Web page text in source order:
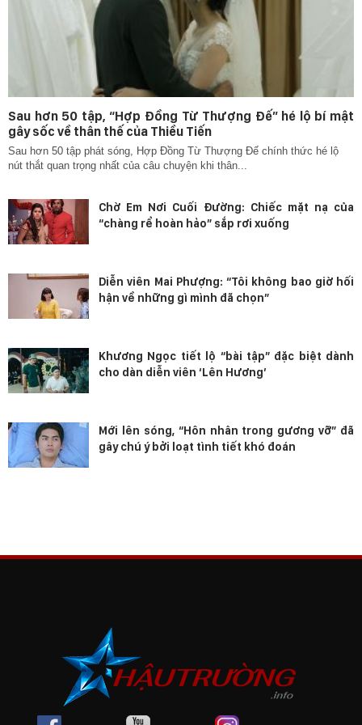
Sau hơn 50 tập, “Hợp Đồng Từ Thượng Đế” hé lộ bí mật
gây sốc về thân thế của Thiều Tiến
Sau hơn 50 tập phát sóng, Hợp Đồng Từ Thượng Đế chính thức hé lộ
nút thắt quan trọng nhất của câu chuyện khi thân...
Chờ Em Nơi Cuối Đường: Chiếc mặt nạ của
“chàng rể hoàn hảo” sắp rơi xuống
Diễn viên Mai Phượng: “Tôi không bao giờ hối
hận về những gì mình đã chọn”
Khương Ngọc tiết lộ “bài tập” đặc biệt dành
cho dàn diễn viên ‘Lên Hương’
Mới lên sóng, “Hôn nhân trong gương vỡ” đã
gây chú ý bởi loạt tình tiết khó đoán